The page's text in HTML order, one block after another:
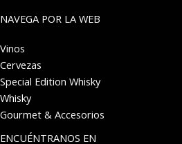
NAVEGA POR LA WEB
Vinos
Cervezas
Special Edition Whisky
Whisky
Gourmet & Accesorios
ENCUÉNTRANOS EN